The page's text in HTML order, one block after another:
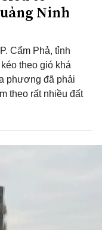
Ninh
Cẩm Phả, tỉnh
theo gió khá
phương đã phải
theo rất nhiều đất